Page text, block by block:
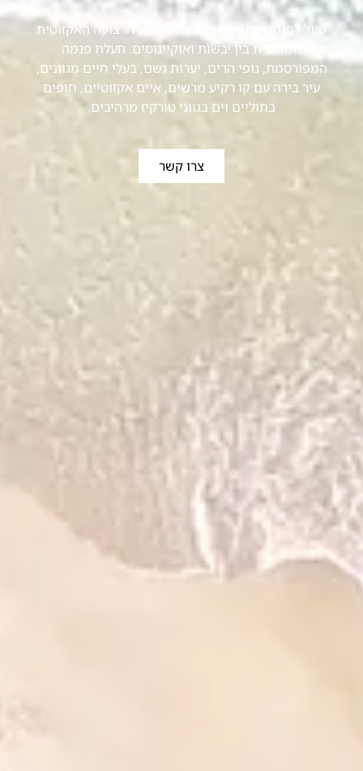
טיול לפנמה בתפירה אישית: גלו את הרצועה האקזוטית
המחברת בין יבשות ואוקיינוסים. תעלת פנמה
המפורסמת, נופי הרים, יערות גשם, בעלי חיים מגוונים,
עיר בירה עם קו רקיע מרשים, איים אקזוטיים, חופים
בתוליים וים בגווני טורקיז מרהיבים.
צרו קשר